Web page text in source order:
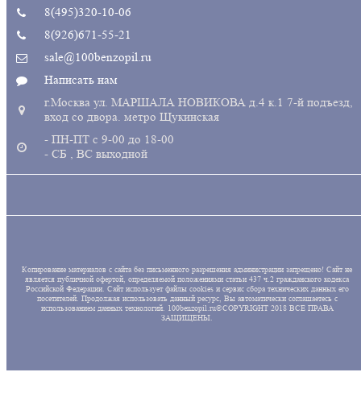
8(495)320-10-06
8(926)671-55-21
sale@100benzopil.ru
Написать нам
г.Москва ул. МАРШАЛА НОВИКОВА д.4 к.1 7-й подъезд,
вход со двора. метро Щукинская
- ПН-ПТ с 9-00 до 18-00
- СБ , ВС выходной
Копирование материалов с сайта без письменного разрешения администрации запрещено! Сайт не
является публичной офертой, определяемой положениями статьи 437 ч.2 гражданского кодекса
Российской Федерации. Сайт использует файлы cookies и сервис сбора технических данных его
посетителей. Продолжая использовать данный ресурс, Вы автоматически соглашаетесь с
использованием данных технологий. 100benzopil.ru©COPYRIGHT 2018 ВСЕ ПРАВА
ЗАЩИЩЕНЫ.